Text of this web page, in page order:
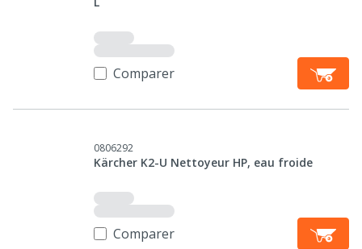
Comparer
0806292
Kärcher K2-U Nettoyeur HP, eau froide
Comparer